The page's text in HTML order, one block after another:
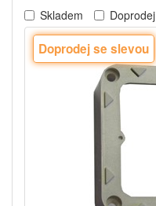
Skladem Doprodej
Doprodej se slevou